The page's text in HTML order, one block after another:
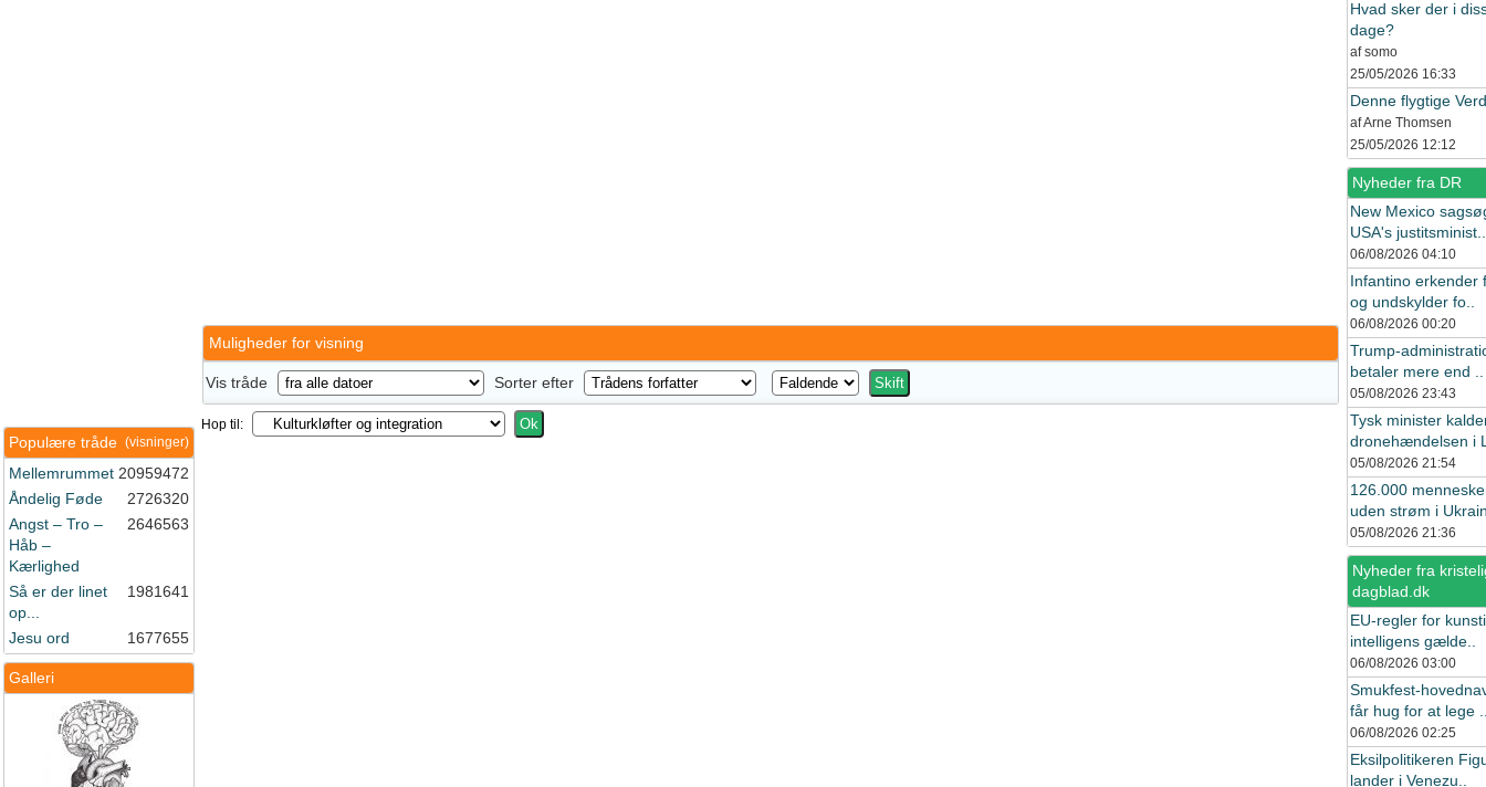
(visninger)
Populære tråde
Mellemrummet 20959472
Åndelig Føde
2726320
Angst – Tro –
Håb –
Kærlighed
2646563
Så er der linet
op...
1981641
Jesu ord 1677655
Galleri
Muligheder for visning
Vis tråde Sorter efter
Hop til:
Hvad sker der i
dage?
af somo
25/05/2026 16:33
Denne flygtige
af Arne Thomsen
25/05/2026 12:12
Nyheder fra DR
New Mexico
USA's justitsminist..
06/08/2026 04:10
Infantino erkender
og undskylder fo..
06/08/2026 00:20
Trump-
betaler mere end ..
05/08/2026 23:43
Tysk minister
dronehændelsen i
05/08/2026 21:54
126.000
uden strøm i
05/08/2026 21:36
Nyheder fra
dagblad.dk
EU-regler for
intelligens gælde..
06/08/2026 03:00
Smukfest-
får hug for at lege
06/08/2026 02:25
Eksilpolitikeren
lander i Venezu..